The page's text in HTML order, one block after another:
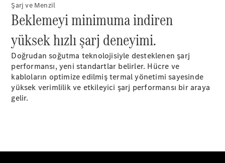
Terrain
Aracını
Tasarla
Test Sürüşü
Online
Store
Kompakt
Şarj ve Menzil
Beklemeyi minimuma indiren
yüksek hızlı şarj deneyimi.
Doğrudan soğutma teknolojisiyle desteklenen şarj
performansı, yeni standartlar belirler. Hücre ve
kabloların optimize edilmiş termal yönetimi sayesinde
yüksek verimlilik ve etkileyici şarj performansı bir araya
gelir.